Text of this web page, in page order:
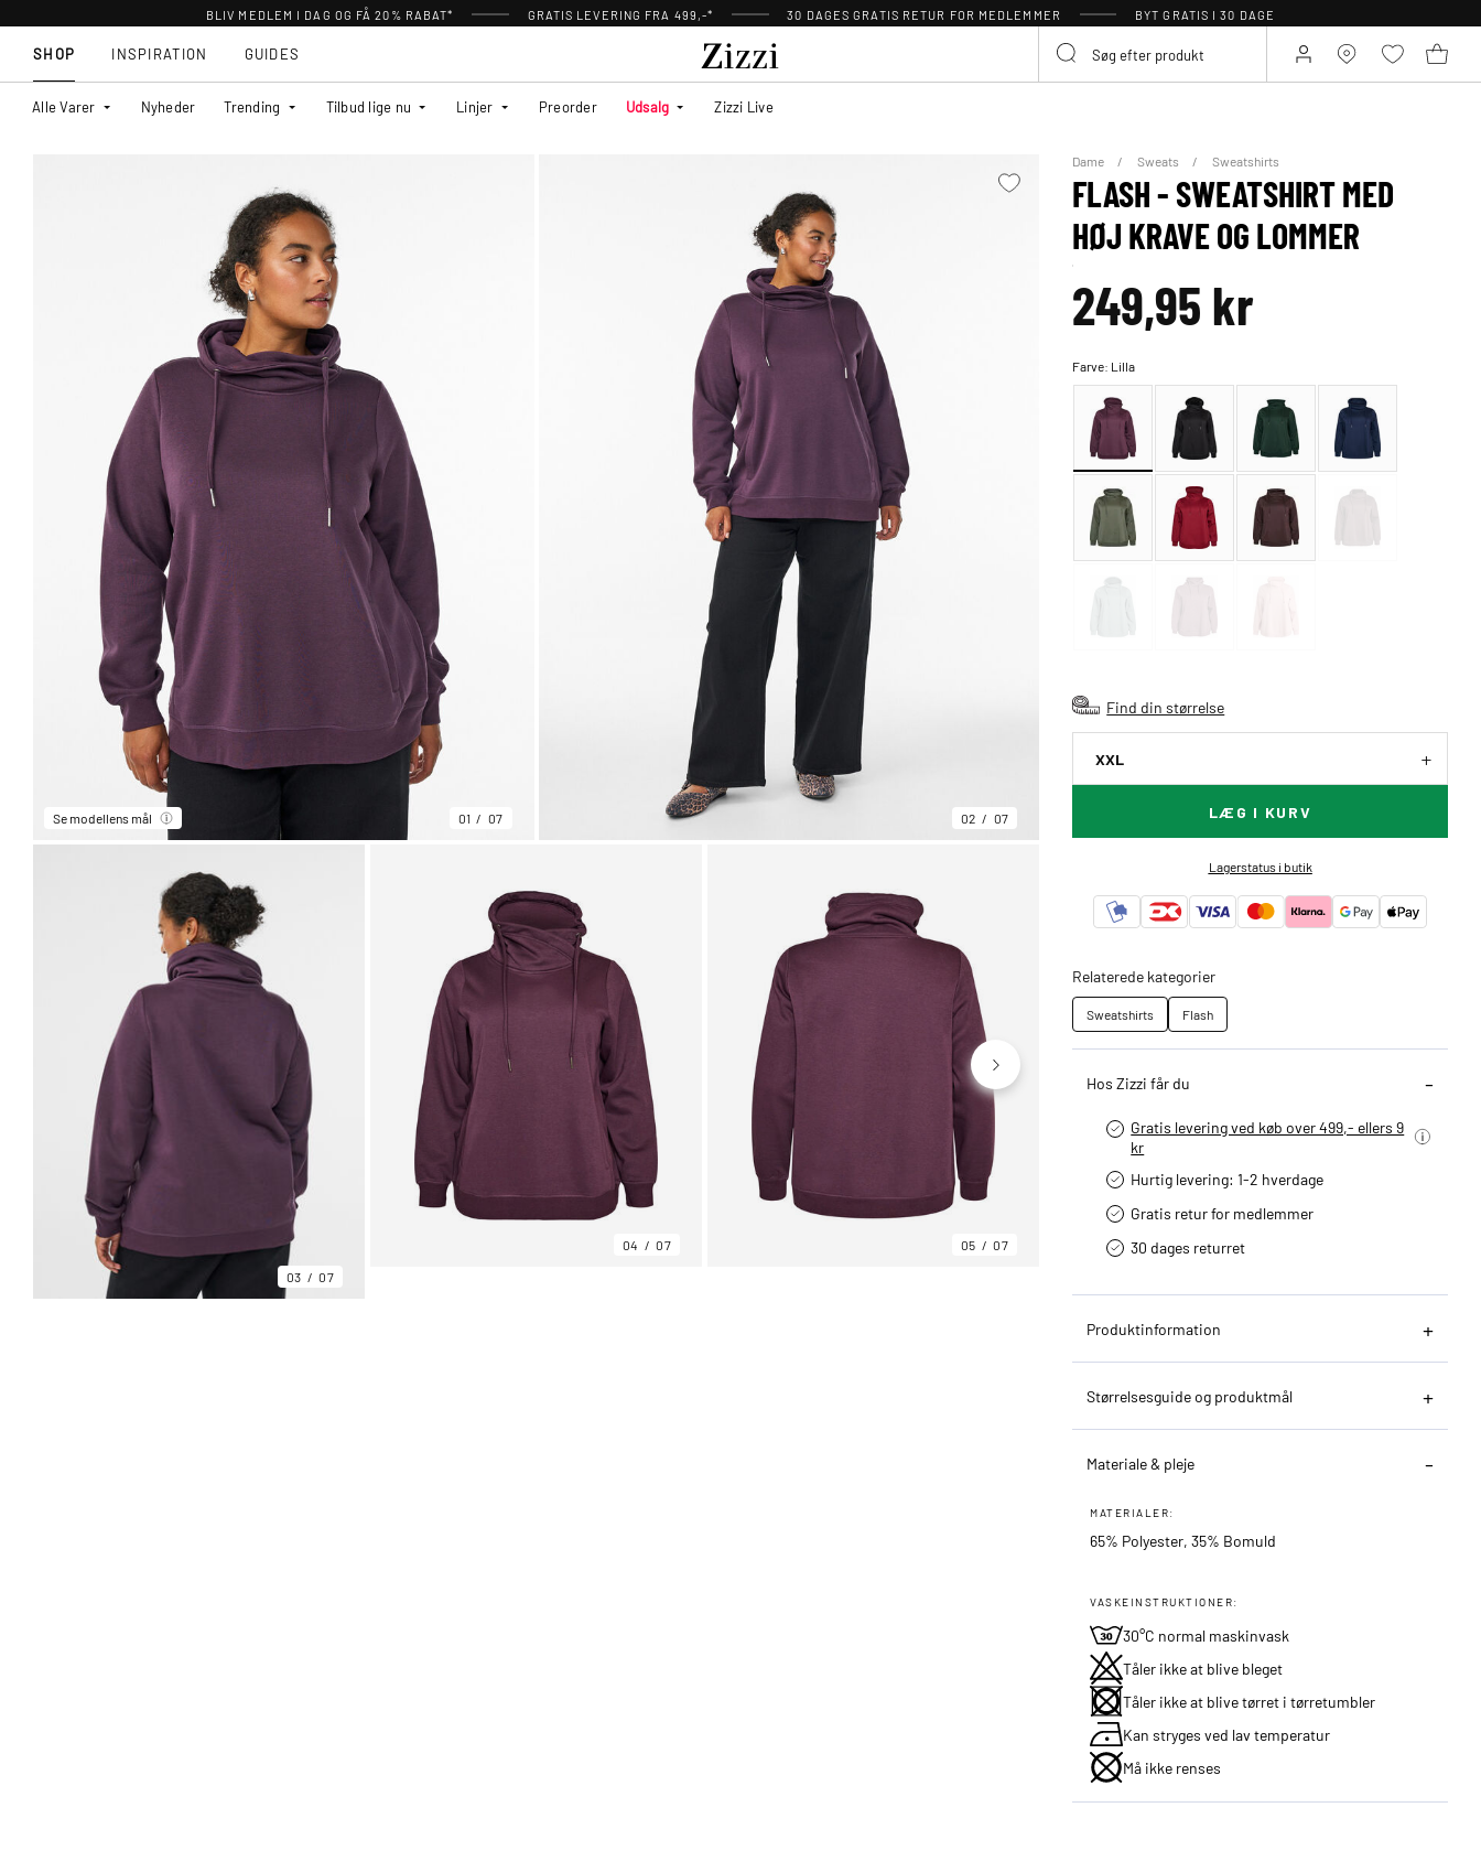
BLIV MEDLEM I DAG OG FÅ 20% RABAT* GRATIS LEVERING FRA 499,-* 30 DAGES GRATIS RETUR FOR MEDLEMMER BYT GRATIS I 30 DAGE
SHOP
Alle Varer Nyheder Trending Tilbud lige nu Linjer Preorder Udsalg Zizzi Live
INSPIRATION GUIDES
Se modellens mål 01 07 02 07
03 07
04 07 05 07
Dame Sweats Sweatshirts
FLASH - SWEATSHIRT MED
HØJ KRAVE OG LOMMER
249,95 kr
Farve: Lilla
Find din størrelse
XXL
LÆG I KURV
Lagerstatus i butik
Relaterede kategorier
Sweatshirts Flash
Hos Zizzi får du
Gratis levering ved køb over 499,- ellers 9
kr
Hurtig levering­: 1-2 hverdage
Gratis retur for medlemmer
30 dages returret
Produktinformation
Størrelsesguide og produktmål
Materiale & pleje
MATERIALER:
65% Polyester, 35% Bomuld
VASKEINSTRUKTIONER:
30°C normal maskinvask
Tåler ikke at blive bleget
Tåler ikke at blive tørret i tørretumbler
Kan stryges ved lav temperatur
Må ikke renses